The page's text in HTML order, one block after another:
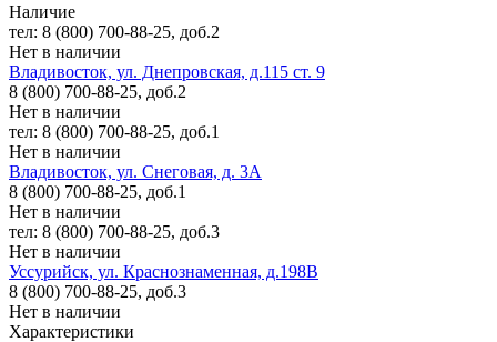
Наличие
тел: 8 (800) 700-88-25, доб.2
Нет в наличии
Владивосток, ул. Днепровская, д.115 ст. 9
8 (800) 700-88-25, доб.2
Нет в наличии
тел: 8 (800) 700-88-25, доб.1
Нет в наличии
Владивосток, ул. Снеговая, д. 3А
8 (800) 700-88-25, доб.1
Нет в наличии
тел: 8 (800) 700-88-25, доб.3
Нет в наличии
Уссурийск, ул. Краснознаменная, д.198В
8 (800) 700-88-25, доб.3
Нет в наличии
Характеристики